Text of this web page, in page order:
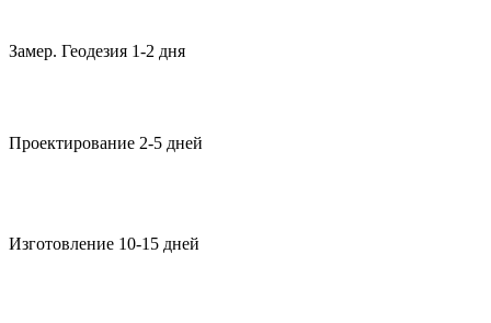
Замер. Геодезия 1-2 дня
Проектирование 2-5 дней
Изготовление 10-15 дней